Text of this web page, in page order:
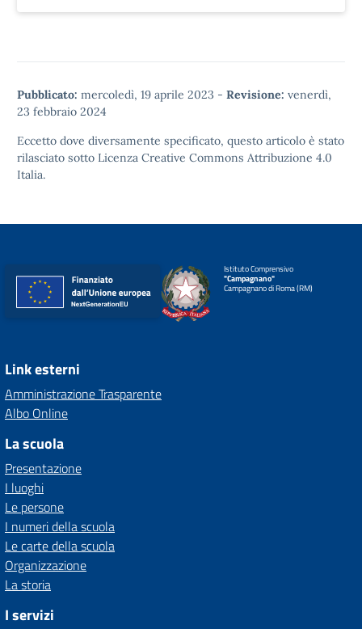
Pubblicato: mercoledì, 19 aprile 2023 - Revisione: venerdì,
23 febbraio 2024
Eccetto dove diversamente specificato, questo articolo è stato
rilasciato sotto Licenza Creative Commons Attribuzione 4.0
Italia.
Istituto Comprensivo
"Campagnano"
Campagnano di Roma (RM)
Link esterni
Amministrazione Trasparente
Albo Online
La scuola
Presentazione
I luoghi
Le persone
I numeri della scuola
Le carte della scuola
Organizzazione
La storia
I servizi